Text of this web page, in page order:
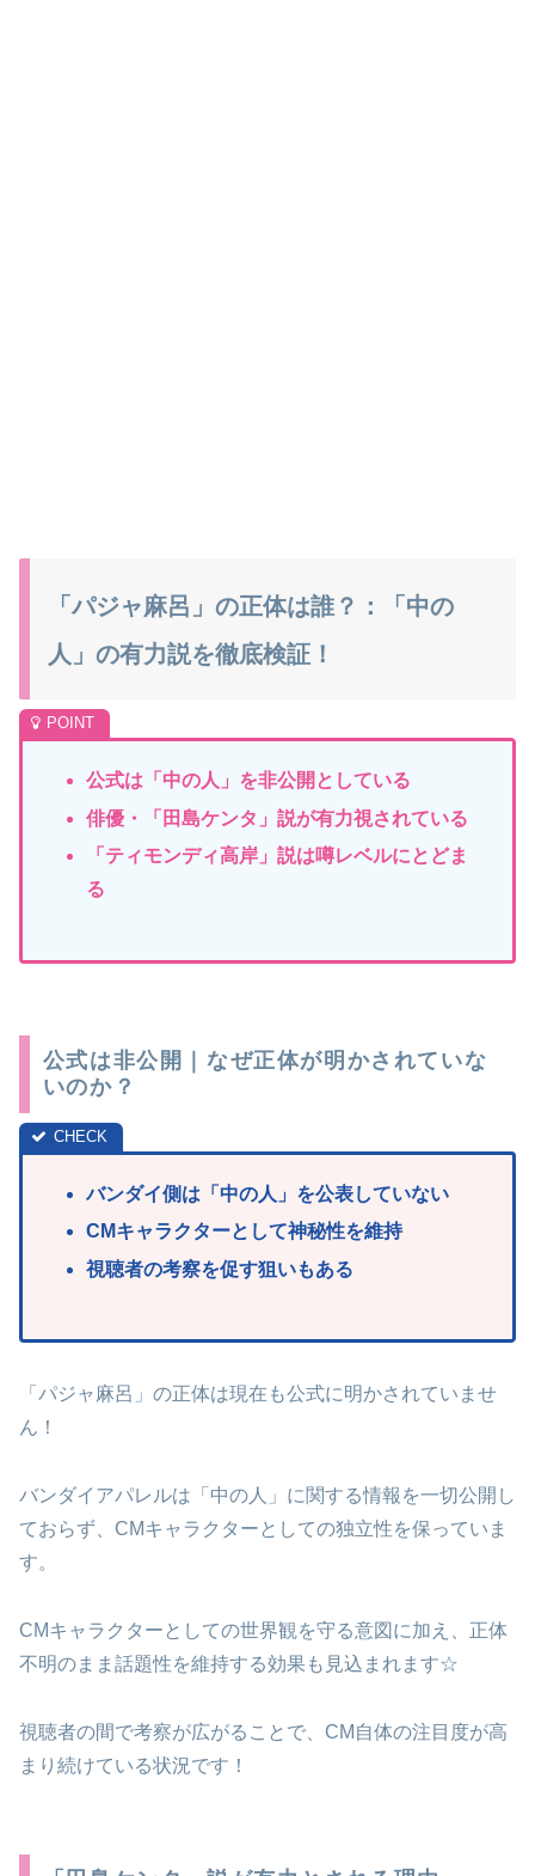
「パジャ麻呂」の正体は誰？：「中の
人」の有力説を徹底検証！
公式は「中の人」を非公開としている
俳優・「田島ケンタ」説が有力視されている
「ティモンディ高岸」説は噂レベルにとどま
る
公式は非公開｜なぜ正体が明かされていな
いのか？
バンダイ側は「中の人」を公表していない
CMキャラクターとして神秘性を維持
視聴者の考察を促す狙いもある
「パジャ麻呂」の正体は現在も公式に明かされていませ
ん！
バンダイアパレルは「中の人」に関する情報を一切公開し
ておらず、CMキャラクターとしての独立性を保っていま
す。
CMキャラクターとしての世界観を守る意図に加え、正体
不明のまま話題性を維持する効果も見込まれます☆
視聴者の間で考察が広がることで、CM自体の注目度が高
まり続けている状況です！